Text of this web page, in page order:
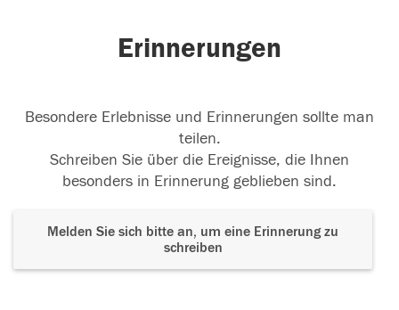
Erinnerungen
Besondere Erlebnisse und Erinnerungen sollte man
teilen.
Schreiben Sie über die Ereignisse, die Ihnen
besonders in Erinnerung geblieben sind.
Melden Sie sich bitte an, um eine Erinnerung zu
schreiben